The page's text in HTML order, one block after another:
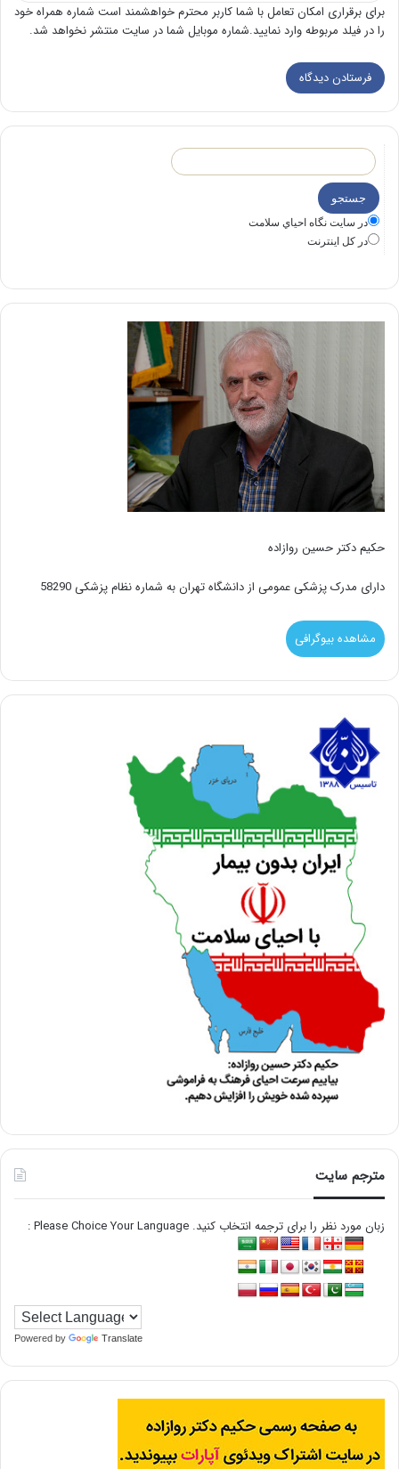
برای برقراری امکان تعامل با شما کاربر محترم خواهشمند است شماره همراه خود
را در فیلد مربوطه وارد نمایید.شماره موبایل شما در سایت منتشر نخواهد شد.
در سايت نگاه احياي سلامت
در كل اينترنت
حکیم دکتر حسین روازاده
دارای مدرک پزشکی عمومی از دانشگاه تهران به شماره نظام پزشکی 58290
مشاهده بیوگرافی
مترجم سایت
زبان مورد نظر را برای ترجمه انتخاب کنید. Please Choice Your Language :
Powered by Translate